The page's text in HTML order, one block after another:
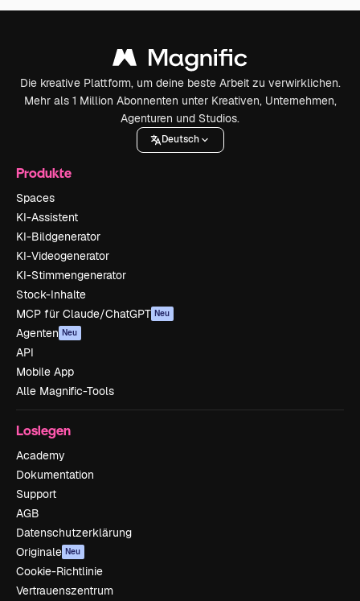
Die kreative Plattform, um deine beste Arbeit zu verwirklichen.
Mehr als 1 Million Abonnenten unter Kreativen, Unternehmen,
Agenturen und Studios.
Deutsch
Produkte
Spaces
KI-Assistent
KI-Bildgenerator
KI-Videogenerator
KI-Stimmengenerator
Stock-Inhalte
MCP für Claude/ChatGPT Neu
Agenten Neu
API
Mobile App
Alle Magnific-Tools
Loslegen
Academy
Dokumentation
Support
AGB
Datenschutzerklärung
Originale Neu
Cookie-Richtlinie
Vertrauenszentrum